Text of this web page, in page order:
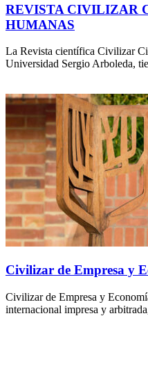
REVISTA CIVILIZAR
HUMANAS
La Revista científica Civilizar
Universidad Sergio Arboleda,
Civilizar de Empresa y
Civilizar de Empresa y
internacional impresa y